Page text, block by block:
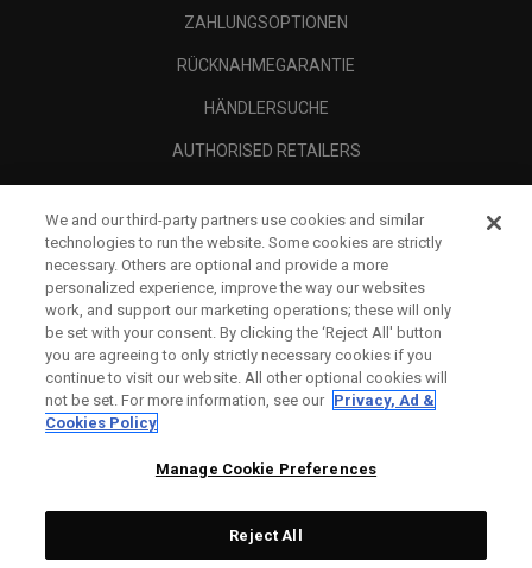
ZAHLUNGSOPTIONEN
RÜCKNAHMEGARANTIE
HÄNDLERSUCHE
AUTHORISED RETAILERS
UNTERNEHMENSPROFIL
RECHTLICHES-
We and our third-party partners use cookies and similar
technologies to run the website. Some cookies are strictly
necessary. Others are optional and provide a more
personalized experience, improve the way our websites
work, and support our marketing operations; these will only
be set with your consent. By clicking the ‘Reject All' button
you are agreeing to only strictly necessary cookies if you
continue to visit our website. All other optional cookies will
not be set. For more information, see our Privacy, Ad &
Cookies Policy
Manage Cookie Preferences
Reject All